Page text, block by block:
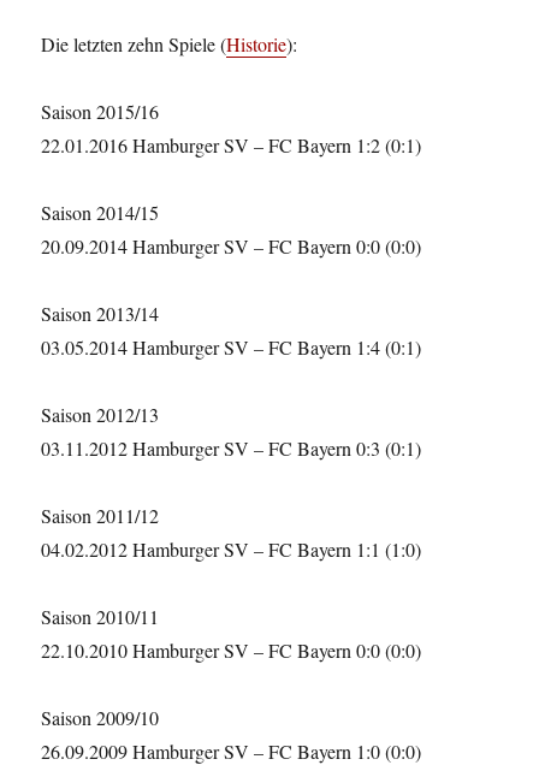
Die letzten zehn Spiele (Historie):
Saison 2015/16
22.01.2016 Hamburger SV – FC Bayern 1:2 (0:1)
Saison 2014/15
20.09.2014 Hamburger SV – FC Bayern 0:0 (0:0)
Saison 2013/14
03.05.2014 Hamburger SV – FC Bayern 1:4 (0:1)
Saison 2012/13
03.11.2012 Hamburger SV – FC Bayern 0:3 (0:1)
Saison 2011/12
04.02.2012 Hamburger SV – FC Bayern 1:1 (1:0)
Saison 2010/11
22.10.2010 Hamburger SV – FC Bayern 0:0 (0:0)
Saison 2009/10
26.09.2009 Hamburger SV – FC Bayern 1:0 (0:0)